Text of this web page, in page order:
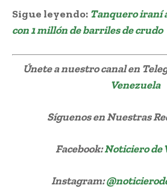
Sigue leyendo: Tanquero iraní
con 1 millón de barriles de crudo
Únete a nuestro canal en
Venezuela
Síguenosen Nuestras
Facebook:Noticiero de
Instagram: